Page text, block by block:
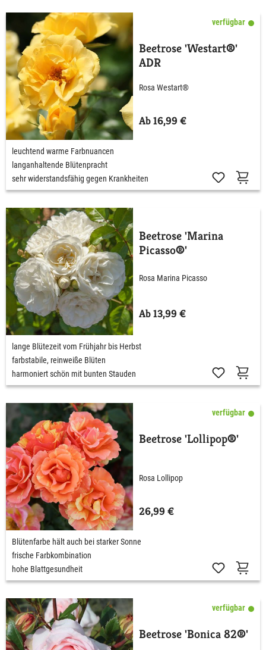
verfügbar
Beetrose 'Westart®'
ADR
Rosa Westart®
Ab 16,99 €
leuchtend warme Farbnuancen
langanhaltende Blütenpracht
sehr widerstandsfähig gegen Krankheiten
Beetrose 'Marina
Picasso®'
Rosa Marina Picasso
Ab 13,99 €
lange Blütezeit vom Frühjahr bis Herbst
farbstabile, reinweiße Blüten
harmoniert schön mit bunten Stauden
verfügbar
Beetrose 'Lollipop®'
Rosa Lollipop
26,99 €
Blütenfarbe hält auch bei starker Sonne
frische Farbkombination
hohe Blattgesundheit
verfügbar
Beetrose 'Bonica 82®'